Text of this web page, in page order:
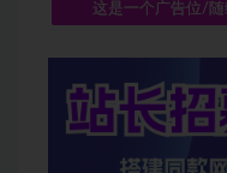
这是一个广告位/随